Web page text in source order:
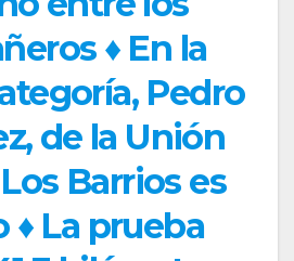
♦ En la
Pedro
de la Unión
Barrios es
♦ La prueba